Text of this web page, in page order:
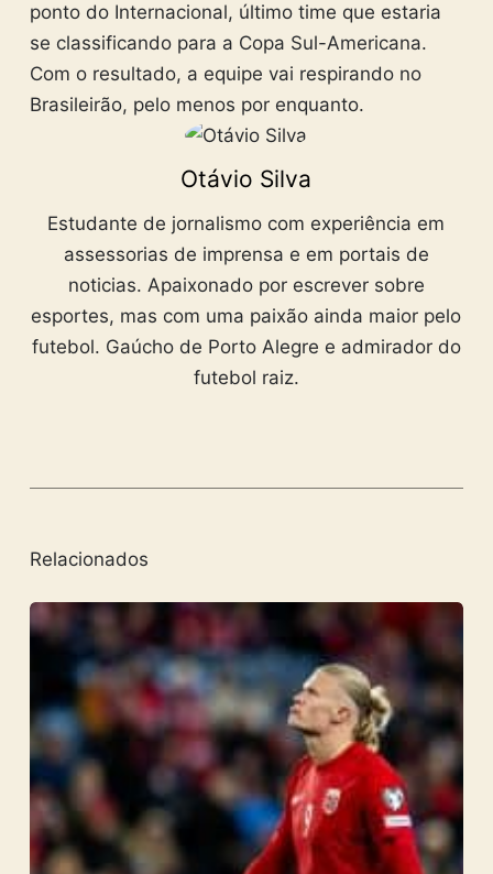
ponto do Internacional, último time que estaria
se classificando para a Copa Sul-Americana.
Com o resultado, a equipe vai respirando no
Brasileirão, pelo menos por enquanto.
Otávio Silva
Estudante de jornalismo com experiência em
assessorias de imprensa e em portais de
noticias. Apaixonado por escrever sobre
esportes, mas com uma paixão ainda maior pelo
futebol. Gaúcho de Porto Alegre e admirador do
futebol raiz.
Relacionados